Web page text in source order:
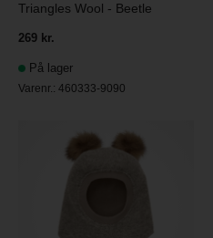
Triangles Wool - Beetle
269 kr.
På lager
Varenr.:460333-9090